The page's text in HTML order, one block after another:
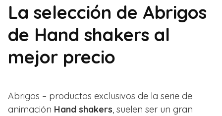
La selección de Abrigos
de Hand shakers al
mejor precio
Abrigos – productos exclusivos de la serie de
animación Hand shakers, suelen ser un gran